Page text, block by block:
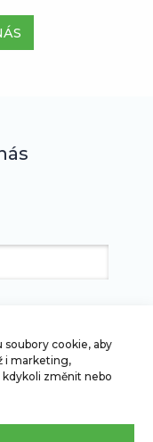
soubory cookie, aby
i marketing,
kdykoli změnit nebo